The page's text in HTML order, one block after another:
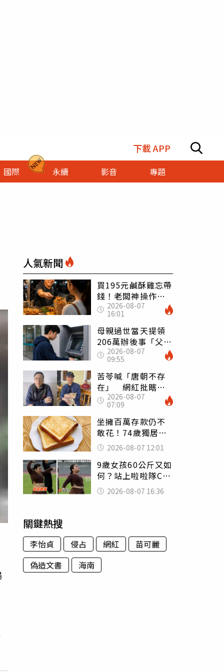
下載 APP
國際 永續 影音 專題
人氣新聞
買195元鹹酥雞忘帶
錢！老闆神操作
「倒找5元」 全網
看哭：這就是台灣
2026-08-07
16:01
母親過世當天提領
206萬辦後事「父子
遭判刑」 律師：
搶錢先下手是罪
2026-08-07
09:55
苦苓喊「唐朝不存
在」 網紅批瞎編
歷史：李白、杜甫
用鮮卑文寫詩？
2026-08-07
07:09
坐擁百萬存款仍不
敢花！74歲獨居翁
「1餐只吃1片吐
司」 半年後暴瘦
嚇壞女兒
2026-08-07 12:01
9歲女孩60公斤又如
何？站上啦啦隊C位
驚艷全場 千萬網
友被圈粉
2026-08-07 16:36
關鍵熱搜
李怡貞 侵占 網紅
苗可麗
偽造文書
海南